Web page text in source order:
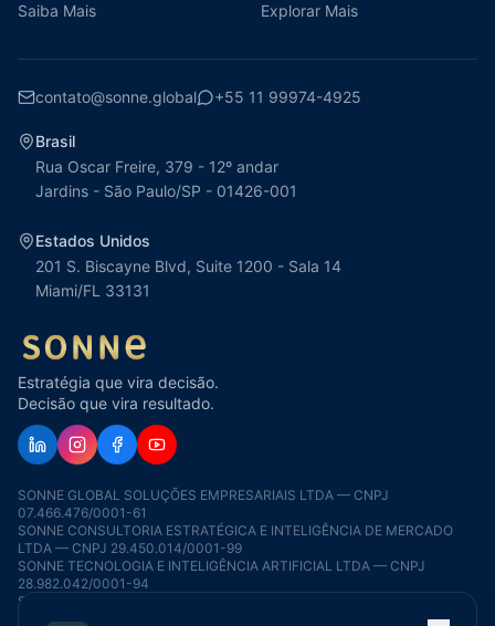
Saiba Mais Explorar Mais
contato@sonne.global +55 11 99974-4925
Brasil
Rua Oscar Freire, 379 - 12º andar
Jardins - São Paulo/SP - 01426-001
Estados Unidos
201 S. Biscayne Blvd, Suite 1200 - Sala 14
Miami/FL 33131
Estratégia que vira decisão.
Decisão que vira resultado.
SONNE GLOBAL SOLUÇÕES EMPRESARIAIS LTDA — CNPJ
07.466.476/0001-61
SONNE CONSULTORIA ESTRATÉGICA E INTELIGÊNCIA DE MERCADO
LTDA — CNPJ 29.450.014/0001-99
SONNE TECNOLOGIA E INTELIGÊNCIA ARTIFICIAL LTDA — CNPJ
28.982.042/0001-94
SONNE EDUCAÇÃO EXECUTIVA E EMPRESARIAL LTDA — CNPJ
56.979.505/0001-02